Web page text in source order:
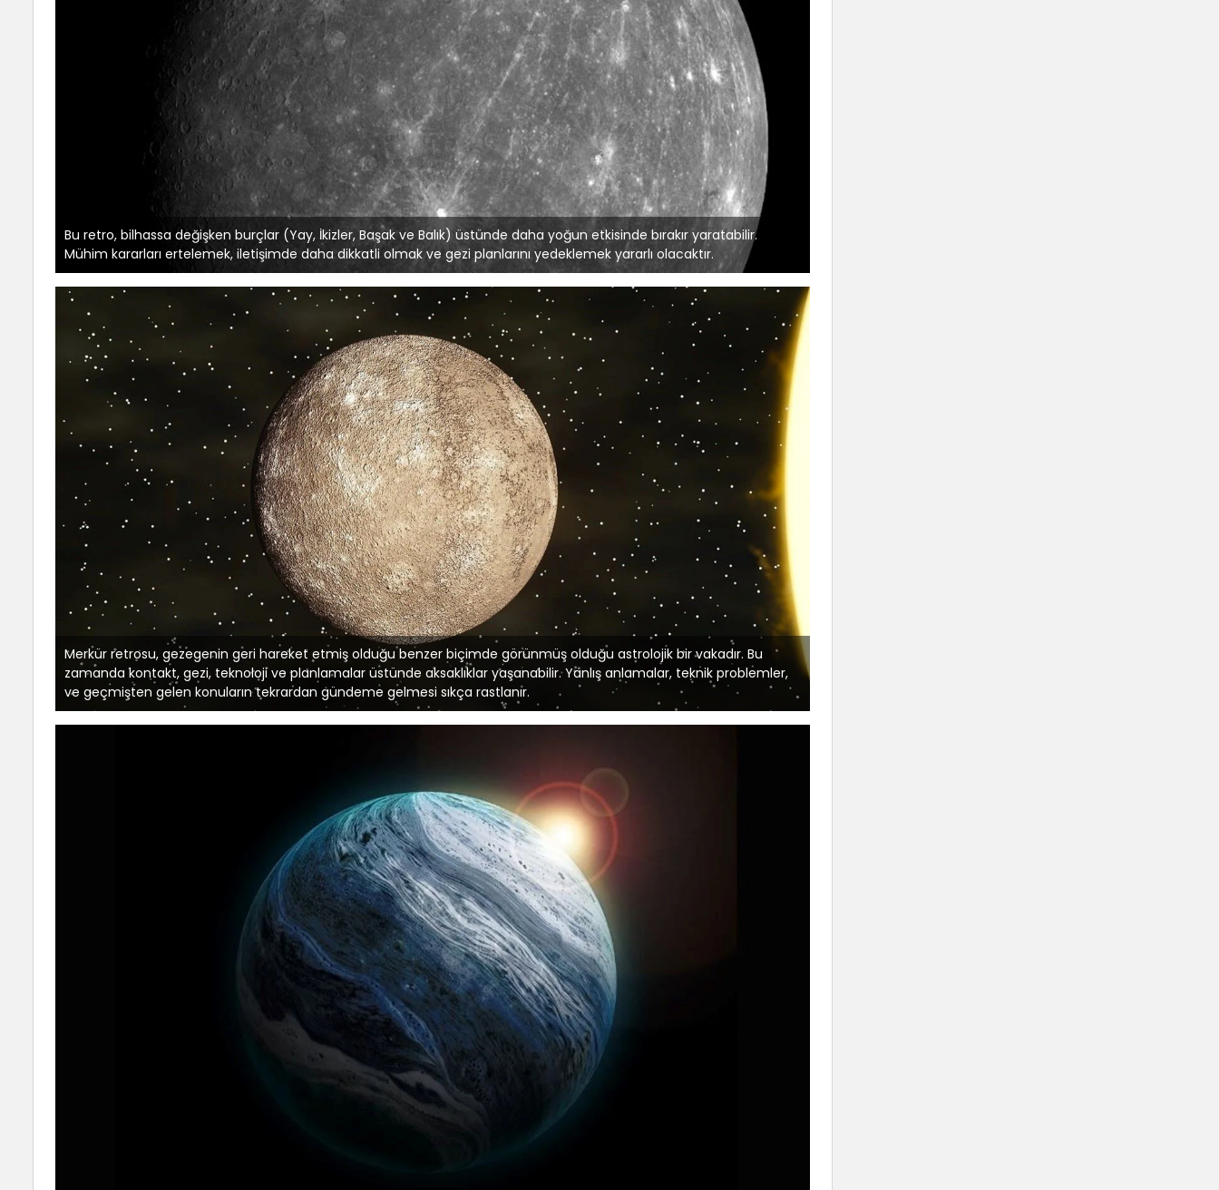
Bu retro, bilhassa değişken burçlar (Yay, İkizler, Başak ve Balık) üstünde daha yoğun etkisinde bırakır yaratabilir.
Mühim kararları ertelemek, iletişimde daha dikkatli olmak ve gezi planlarını yedeklemek yararlı olacaktır.
Merkür retrosu, gezegenin geri hareket etmiş olduğu benzer biçimde görünmüş olduğu astrolojik bir vakadır. Bu
zamanda kontakt, gezi, teknoloji ve planlamalar üstünde aksaklıklar yaşanabilir. Yanlış anlamalar, teknik problemler,
ve geçmişten gelen konuların tekrardan gündeme gelmesi sıkça rastlanır.